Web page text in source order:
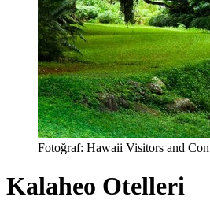
Fotoğraf: Hawaii Visitors and
Kalaheo Otelleri